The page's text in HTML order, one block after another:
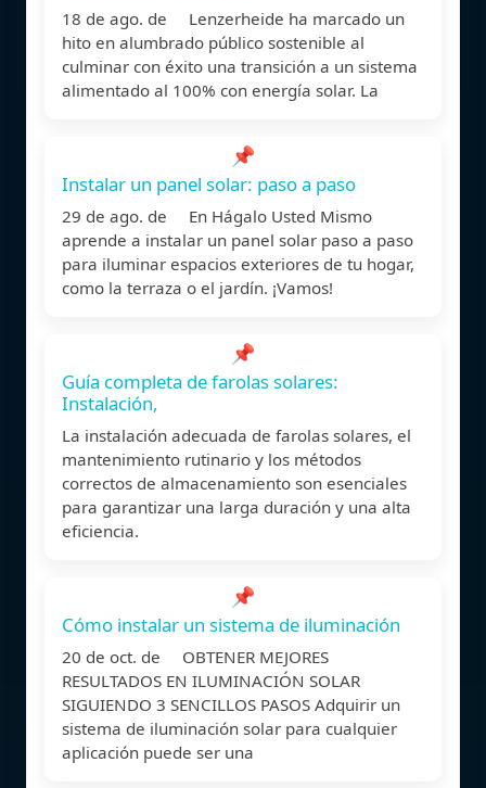
18 de ago. de Lenzerheide ha marcado un
hito en alumbrado público sostenible al
culminar con éxito una transición a un sistema
alimentado al 100% con energía solar. La
📌
Instalar un panel solar: paso a paso
29 de ago. de En Hágalo Usted Mismo
aprende a instalar un panel solar paso a paso
para iluminar espacios exteriores de tu hogar,
como la terraza o el jardín. ¡Vamos!
📌
Guía completa de farolas solares:
Instalación,
La instalación adecuada de farolas solares, el
mantenimiento rutinario y los métodos
correctos de almacenamiento son esenciales
para garantizar una larga duración y una alta
eficiencia.
📌
Cómo instalar un sistema de iluminación
20 de oct. de OBTENER MEJORES
RESULTADOS EN ILUMINACIÓN SOLAR
SIGUIENDO 3 SENCILLOS PASOS Adquirir un
sistema de iluminación solar para cualquier
aplicación puede ser una